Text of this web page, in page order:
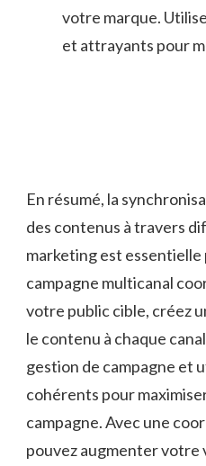
votre marque.
et‌ attrayants pour
En résumé,⁢ la
des contenus à travers
marketing‌ est
‍campagne multicanal
votre‌ public cible, créez
le contenu à chaque
gestion de ​campagne et
cohérents‌ pour
campagne. Avec une
pouvez⁣ augmenter